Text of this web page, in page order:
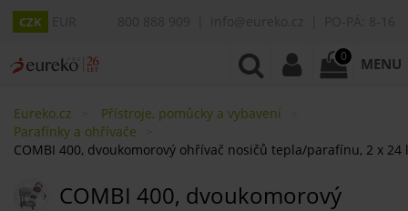
CZK
0 MENU
Eureko.cz
Přístroje, pomůcky a vybavení
Parafínky a ohřívače
COMBI 400, dvoukomorový ohřívač nosičů tepla/parafínu, 2 x 24 l
COMBI 400, dvoukomorový